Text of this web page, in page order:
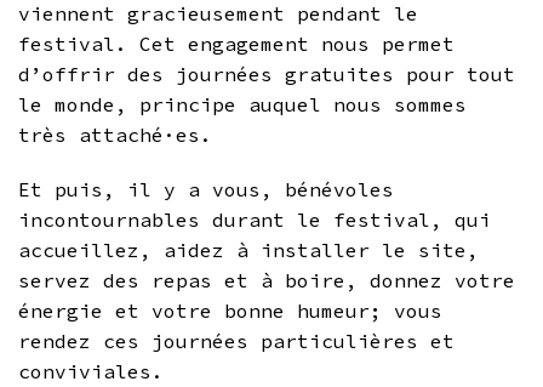
viennent gracieusement pendant le
festival. Cet engagement nous permet
d’offrir des journées gratuites pour tout
le monde, principe auquel nous sommes
très attaché·es.
Et puis, il y a vous, bénévoles
incontournables durant le festival, qui
accueillez, aidez à installer le site,
servez des repas et à boire, donnez votre
énergie et votre bonne humeur; vous
rendez ces journées particulières et
conviviales.